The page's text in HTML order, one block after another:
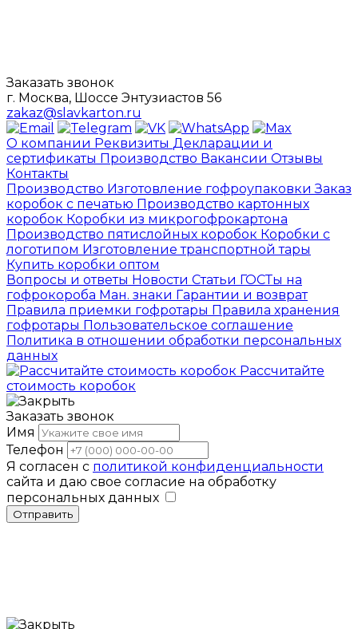
Заказать звонок
г. Москва, Шоссе Энтузиастов 56
zakaz@slavkarton.ru
О компании Реквизиты Декларации и
сертификаты Производство Вакансии Отзывы
Контакты
Производство Изготовление гофроупаковкиЗаказ
коробок с печатью Производство картонных
коробок Коробки из микрогофрокартона
Производство пятислойных коробок Коробки с
логотипом Изготовление транспортной тары
Купить коробки оптом
Вопросы и ответы Новости Статьи ГОСТы на
гофрокороба Ман. знаки Гарантии и возврат
Правила приемки гофротары Правила хранения
гофротары Пользовательское соглашение
Политика в отношении обработки персональных
данных
Рассчитайте
стоимость коробок
Заказать звонок
Имя
Телефон
Я согласен с политикой конфиденциальности
сайта и даю свое согласие на обработку
персональных данных
Отправить